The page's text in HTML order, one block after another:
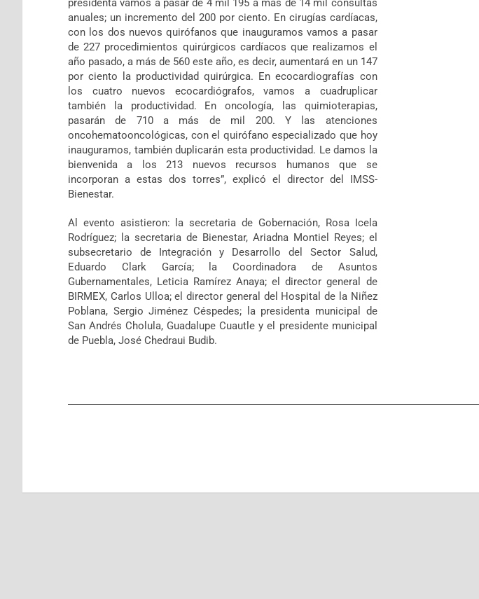
presidenta vamos a pasar de 4 mil 195 a más de 14 mil consultas
anuales; un incremento del 200 por ciento. En cirugías cardíacas,
con los dos nuevos quirófanos que inauguramos vamos a pasar
de 227 procedimientos quirúrgicos cardíacos que realizamos el
año pasado, a más de 560 este año, es decir, aumentará en un 147
por ciento la productividad quirúrgica. En ecocardiografías con
los cuatro nuevos ecocardiógrafos, vamos a cuadruplicar
también la productividad. En oncología, las quimioterapias,
pasarán de 710 a más de mil 200. Y las atenciones
oncohematooncológicas, con el quirófano especializado que hoy
inauguramos, también duplicarán esta productividad. Le damos la
bienvenida a los 213 nuevos recursos humanos que se
incorporan a estas dos torres”, explicó el director del IMSS-
Bienestar.
Al evento asistieron: la secretaria de Gobernación, Rosa Icela
Rodríguez; la secretaria de Bienestar, Ariadna Montiel Reyes; el
subsecretario de Integración y Desarrollo del Sector Salud,
Eduardo Clark García; la Coordinadora de Asuntos
Gubernamentales, Leticia Ramírez Anaya; el director general de
BIRMEX, Carlos Ulloa; el director general del Hospital de la Niñez
Poblana, Sergio Jiménez Céspedes; la presidenta municipal de
San Andrés Cholula, Guadalupe Cuautle y el presidente municipal
de Puebla, José Chedraui Budib.